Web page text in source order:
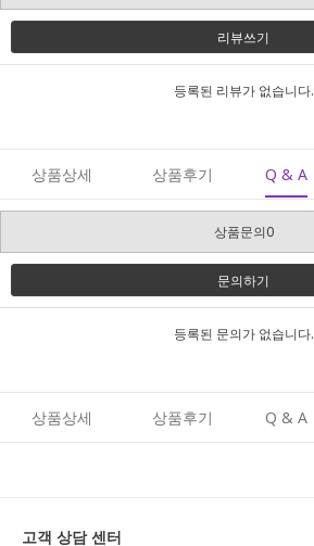
리뷰쓰기
등록된 리뷰가 없습니다.
상품상세 상품후기 Q & A
상품문의0
문의하기
등록된 문의가 없습니다.
상품상세 상품후기 Q & A
고객 상담 센터